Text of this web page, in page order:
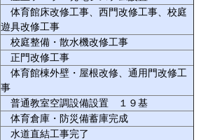
体育館床改修工事、西門改修工事、校庭
遊具改修工事
校庭整備・散水機改修工事
正門改修工事
体育館棟外壁・屋根改修、通用門改修工
事
普通教室空調設備設置 １９基
体育倉庫・防災備蓄庫完成
水道直結工事完了